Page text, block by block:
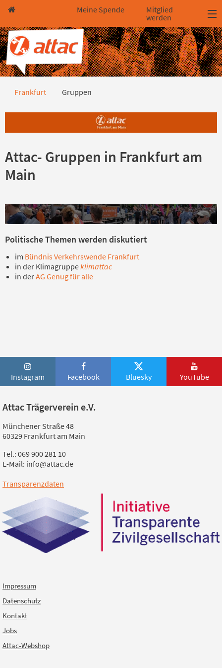
Direkt zum Hauptinhalt springen
Direkt zur Haupt-Navigation springen
Direkt zur Service-Navigation springen
Direkt zur Footer-Navigation springen
Direkt zum Footerinhalt springen
Meine Spende
Mitglied
werden
Gruppen
Frankfurt Gruppen
Attac- Gruppen in Frankfurt am
Main
Politische Themen werden diskutiert
im Bündnis Verkehrswende Frankfurt
in der Klimagruppeklimattac
in derAG Genug für alle
Instagram Facebook Bluesky YouTube
Attac Trägerverein e.V.
Münchener Straße 48
60329 Frankfurt am Main
Tel.: 069 900 281 10
E-Mail: info@attac.de
Transparenzdaten
Impressum
Datenschutz
Kontakt
Jobs
Attac-Webshop